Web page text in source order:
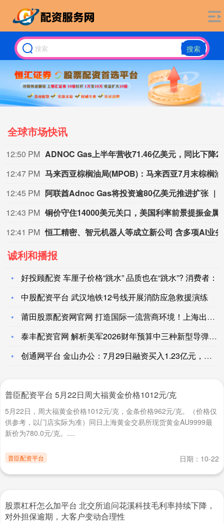
搜索
全球市场快讯
12:50 PM
12:47 PM
12:45 PM 阿联酋Adnoc Gas将投资逾80亿美元推进扩张
12:43 PM
12:41 PM
诚利和播报
好投顾配资 车厘子价格“跳水” 品质也在“跳水”? 消费者：
中股配资平台 武汉地铁12号线开展消防应急救援演练
莆田股票配资网官网 打造国际一流营商环境！上海出台行动方案
泰丰配资官网 解析美军2026财年预算中三种新型导弹_胡子_
创通网平台 金山办公：7月29日融资买入1.23亿元，融资融
普臣配资平台 5月22日周大福黄金价格1012元/克
5月22日，周大福黄金价格1012元/克，金条价格962元/克。（价格仅
供参考，以门店实际为准）同日上海黄金交易所现货黄金AU9999最
新价为780.0元/克。....
普臣配资平台 日期：10-22
股票杠杆怎么加平台 北交所追问花溪科技毛利率持续下降，
对外担保逾期，大客户变动合理性